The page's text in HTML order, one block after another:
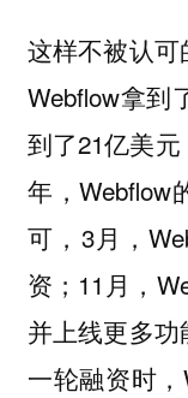
这样不被认可
Webflow拿到
到了21亿美
年，Webflow
可，3月，
资；11月，
并上线更多
一轮融资时